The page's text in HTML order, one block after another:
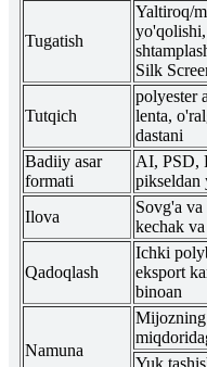
Tugatish
Yaltiroq/
Silk
Tutqich
polyester
lenta,
dastani
Badiiy asar
formati
AI, PSD,
pikseldan
Ilova
Sovg'a
kechak
Qadoqlash
Ichki
eksport
binoan
Namuna
Yuk